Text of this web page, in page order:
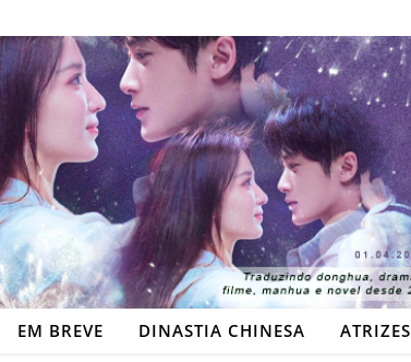
EM BREVE DINASTIA CHINESA ATRIZES